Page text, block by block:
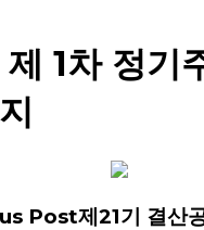
1차 정기
Post제21기 결산